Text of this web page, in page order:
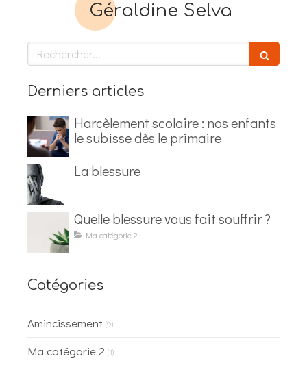
Géraldine Selva
Rechercher
Derniers articles
Harcèlement scolaire : nos enfants
le subisse dès le primaire
La blessure
Quelle blessure vous fait souffrir ?
Ma catégorie 2
Catégories
Amincissement (9)
Ma catégorie 2 (1)